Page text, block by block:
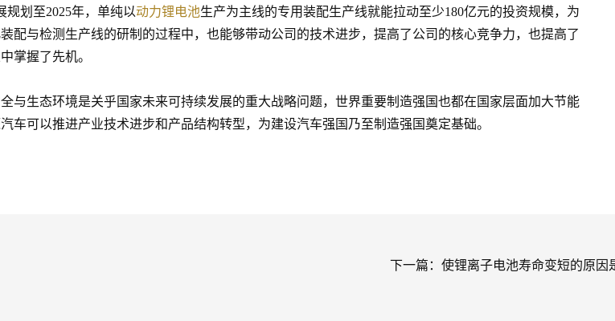
划至2025年，单纯以动力锂电池生产为主线的专用装配生产线就能拉动至少180亿元的投资规模，为
配与检测生产线的研制的过程中，也能够带动公司的技术进步，提高了公司的核心竞争力，也提高了
掌握了先机。
与生态环境是关乎国家未来可持续发展的重大战略问题，世界重要制造强国也都在国家层面加大节能
可以推进产业技术进步和产品结构转型，为建设汽车强国乃至制造强国奠定基础。
下一篇： 使锂离子电池寿命变短的原因